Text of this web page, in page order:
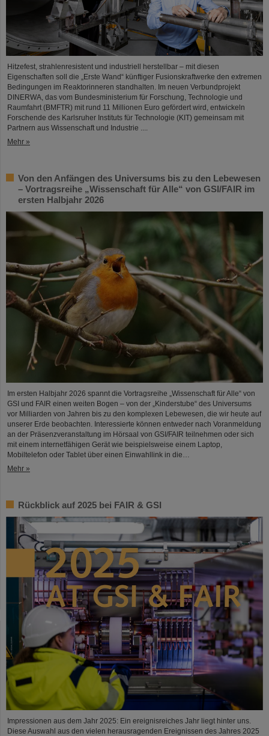
Hitzefest, strahlenresistent und industriell herstellbar – mit diesen
Eigenschaften soll die „Erste Wand“ künftiger Fusionskraftwerke den extremen
Bedingungen im Reaktorinneren standhalten. Im neuen Verbundprojekt
DINERWA, das vom Bundesministerium für Forschung, Technologie und
Raumfahrt (BMFTR) mit rund 11 Millionen Euro gefördert wird, entwickeln
Forschende des Karlsruher Instituts für Technologie (KIT) gemeinsam mit
Partnern aus Wissenschaft und Industrie ....
Mehr »
Von den Anfängen des Universums bis zu den Lebewesen
– Vortragsreihe „Wissenschaft für Alle“ von GSI/FAIR im
ersten Halbjahr 2026
Im ersten Halbjahr 2026 spannt die Vortragsreihe „Wissenschaft für Alle“ von
GSI und FAIR einen weiten Bogen – von der „Kinderstube“ des Universums
vor Milliarden von Jahren bis zu den komplexen Lebewesen, die wir heute auf
unserer Erde beobachten. Interessierte können entweder nach Voranmeldung
an der Präsenzveranstaltung im Hörsaal von GSI/FAIR teilnehmen oder sich
mit einem internetfähigen Gerät wie beispielsweise einem Laptop,
Mobiltelefon oder Tablet über einen Einwahllink in die…
Mehr »
Rückblick auf 2025 bei FAIR & GSI
Impressionen aus dem Jahr 2025: Ein ereignisreiches Jahr liegt hinter uns.
Diese Auswahl aus den vielen herausragenden Ereignissen des Jahres 2025